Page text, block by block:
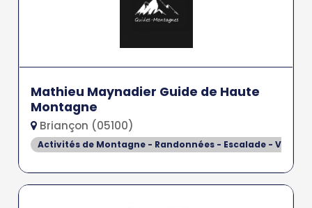
Mathieu Maynadier Guide de Haute
Montagne
Briançon (05100)
Activités de Montagne - Randonnées - Escalade - Via